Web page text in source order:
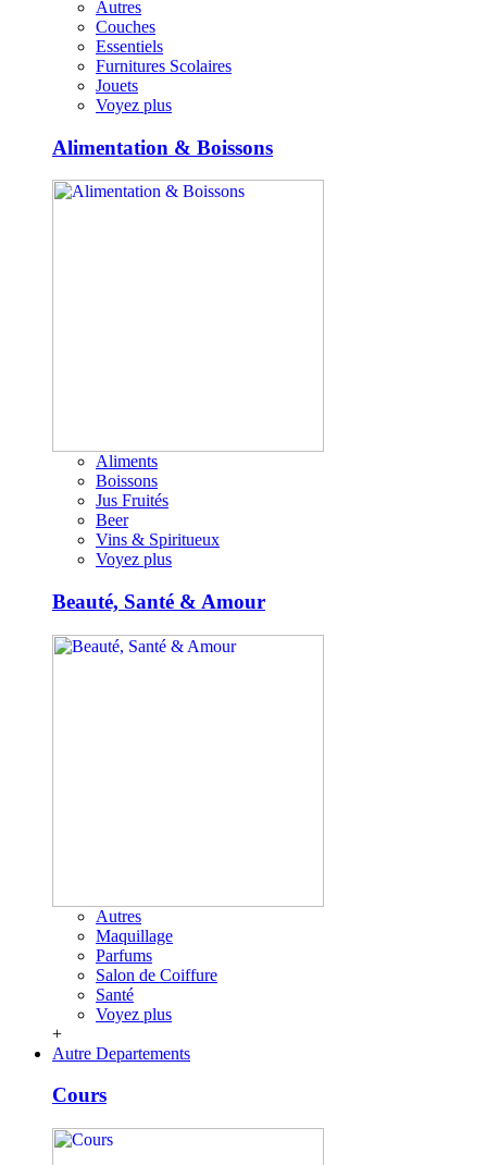
Autres
Couches
Essentiels
Furnitures Scolaires
Jouets
Voyez plus
Alimentation & Boissons
Aliments
Boissons
Jus Fruités
Beer
Vins & Spiritueux
Voyez plus
Beauté, Santé & Amour
Autres
Maquillage
Parfums
Salon de Coiffure
Santé
Voyez plus
+
Autre Departements
Cours